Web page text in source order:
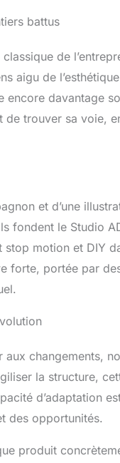
battus
de
aigu de
davantage
trouver sa voie,
et d’une
fondent le Studio
stop motion et DIY
forte, portée par
aux changements,
la structure,
d’adaptation
des opportunités.
produit